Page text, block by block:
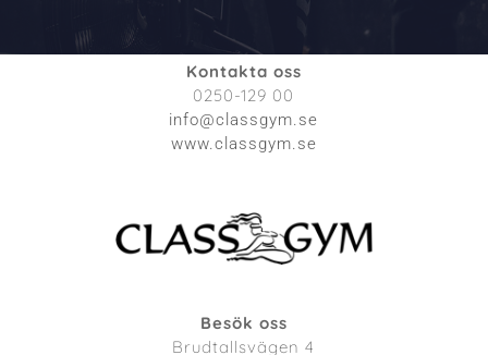
Kontakta oss
0250-129 00
info@classgym.se
www.classgym.se
Besök oss
Brudtallsvägen 4